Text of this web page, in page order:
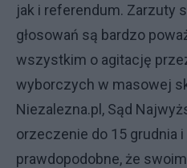
jak i referendum. Zarzuty
głosowań są bardzo
wszystkim o agitację
wyborczych w masowej
Niezalezna.pl, Sąd
orzeczenie do 15 grudnia
prawdopodobne, że